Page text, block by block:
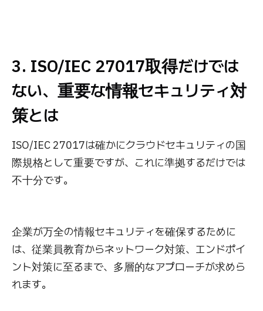
3. ISO/IEC 27017取得だけでは
ない、重要な情報セキュリティ対
策とは
ISO/IEC 27017は確かにクラウドセキュリティの国
際規格として重要ですが、これに準拠するだけでは
不十分です。
企業が万全の情報セキュリティを確保するために
は、従業員教育からネットワーク対策、エンドポイ
ント対策に至るまで、多層的なアプローチが求めら
れます。